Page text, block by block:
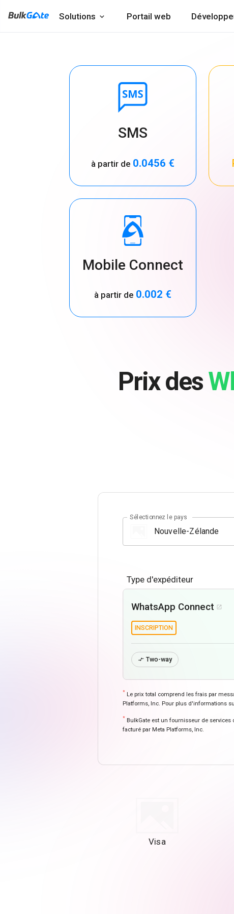
Solutions Portail web
SMS
à partir de 0.0456 €
Mobile Connect
à partir de 0.002 €
Prix des
Sélectionnez le pays
Type d'expéditeur
WhatsApp Connect 
INSCRIPTION
 Two-way
* Le prix total comprend les frais par
Platforms, Inc. Pour plus d'informations
* BulkGate est un fournisseur de
facturé par Meta Platforms, Inc.
Visa